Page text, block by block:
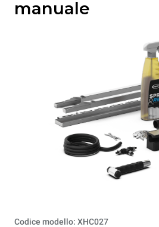
manuale
Codice modello: XHC027